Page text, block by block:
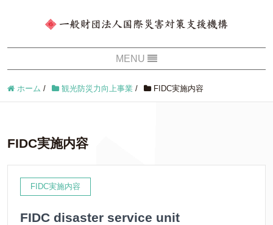
ホーム / 観光防災力向上事業 / FIDC実施内容
FIDC実施内容
FIDC実施内容
FIDC disaster service unit